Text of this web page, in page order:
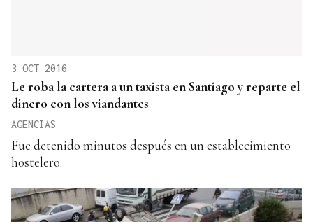
3 OCT 2016
Le roba la cartera a un taxista en Santiago y reparte el
dinero con los viandantes
AGENCIAS
Fue detenido minutos después en un establecimiento
hostelero.